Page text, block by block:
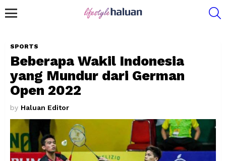
SPORTS
Beberapa Wakil Indonesia
yang Mundur dari German
Open 2022
by Haluan Editor